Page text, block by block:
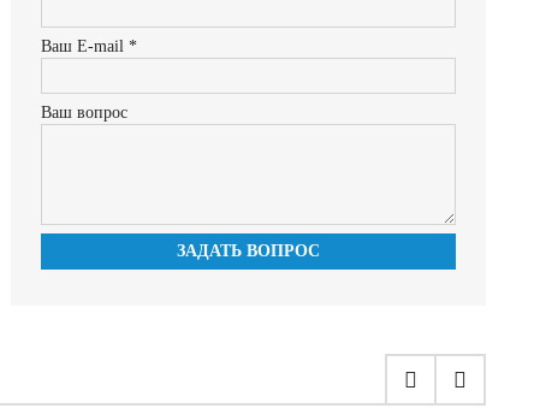
Ваш E-mail *
Ваш вопрос
ЗАДАТЬ ВОПРОС